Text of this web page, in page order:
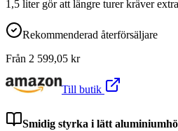
1,5 liter gör att längre turer kräver
Rekommenderad återförsäljare
Från 2 599,05 kr
Till butik
Smidig styrka i lätt